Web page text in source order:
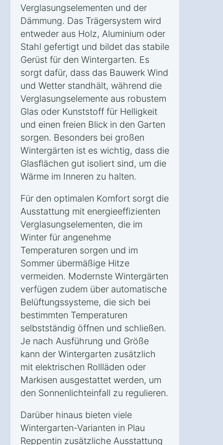
Verglasungselementen und der
Dämmung. Das Trägersystem wird
entweder aus Holz, Aluminium oder
Stahl gefertigt und bildet das stabile
Gerüst für den Wintergarten. Es
sorgt dafür, dass das Bauwerk Wind
und Wetter standhält, während die
Verglasungselemente aus robustem
Glas oder Kunststoff für Helligkeit
und einen freien Blick in den Garten
sorgen. Besonders bei großen
Wintergärten ist es wichtig, dass die
Glasflächen gut isoliert sind, um die
Wärme im Inneren zu halten.
Für den optimalen Komfort sorgt die
Ausstattung mit energieeffizienten
Verglasungselementen, die im
Winter für angenehme
Temperaturen sorgen und im
Sommer übermäßige Hitze
vermeiden. Modernste Wintergärten
verfügen zudem über automatische
Belüftungssysteme, die sich bei
bestimmten Temperaturen
selbstständig öffnen und schließen.
Je nach Ausführung und Größe
kann der Wintergarten zusätzlich
mit elektrischen Rollläden oder
Markisen ausgestattet werden, um
den Sonnenlichteinfall zu regulieren.
Darüber hinaus bieten viele
Wintergarten-Varianten in Plau
Reppentin zusätzliche Ausstattung